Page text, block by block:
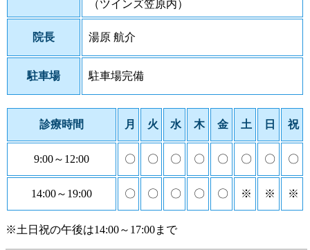
（ツインズ笠原内）
院長 湯原 航介
駐車場 駐車場完備
診療時間 月 火 水 木 金 土 日 祝
9:00～12:00 〇 〇 〇 〇 〇 〇 〇 〇
14:00～19:00 〇 〇 〇 〇 〇 ※ ※ ※
※土日祝の午後は14:00～17:00まで